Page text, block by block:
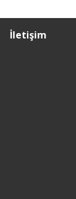
İletişim